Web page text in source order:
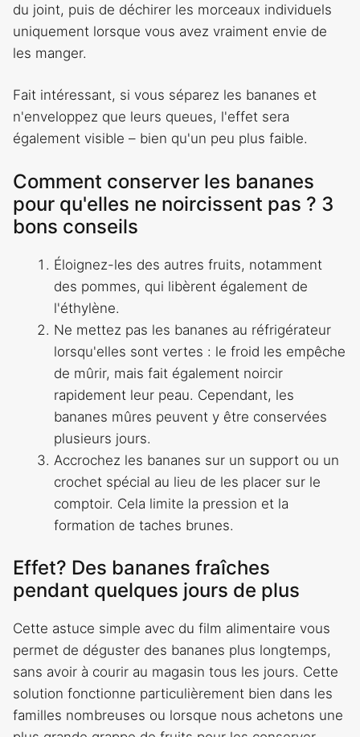
du joint, puis de déchirer les morceaux individuels
uniquement lorsque vous avez vraiment envie de
les manger.
Fait intéressant, si vous séparez les bananes et
n'enveloppez que leurs queues, l'effet sera
également visible – bien qu'un peu plus faible.
Comment conserver les bananes
pour qu'elles ne noircissent pas ? 3
bons conseils
Éloignez-les des autres fruits, notamment
des pommes, qui libèrent également de
l'éthylène.
Ne mettez pas les bananes au réfrigérateur
lorsqu'elles sont vertes : le froid les empêche
de mûrir, mais fait également noircir
rapidement leur peau. Cependant, les
bananes mûres peuvent y être conservées
plusieurs jours.
Accrochez les bananes sur un support ou un
crochet spécial au lieu de les placer sur le
comptoir. Cela limite la pression et la
formation de taches brunes.
Effet? Des bananes fraîches
pendant quelques jours de plus
Cette astuce simple avec du film alimentaire vous
permet de déguster des bananes plus longtemps,
sans avoir à courir au magasin tous les jours. Cette
solution fonctionne particulièrement bien dans les
familles nombreuses ou lorsque nous achetons une